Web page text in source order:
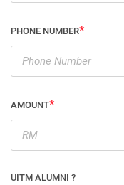
PHONE NUMBER
AMOUNT
UITM ALUMNI ?